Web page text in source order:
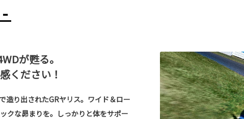
が甦る。
ください！
造り出されたGRヤリス。ワイド＆ロー
クな昴まりを。しっかりと体をサポー